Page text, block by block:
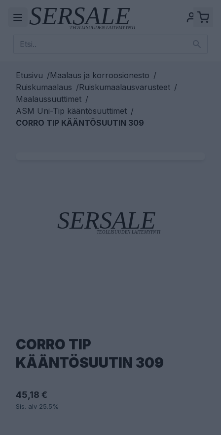
Etusivu /Maalaus ja korroosionesto /
Ruiskumaalaus /Ruiskumaalausvarusteet /
Maalaussuuttimet /
ASM Uni-Tip kääntösuuttimet /
CORRO TIP KÄÄNTÖSUUTIN 309
CORRO TIP
KÄÄNTÖSUUTIN 309
45,18 €
Sis. alv 25.5%